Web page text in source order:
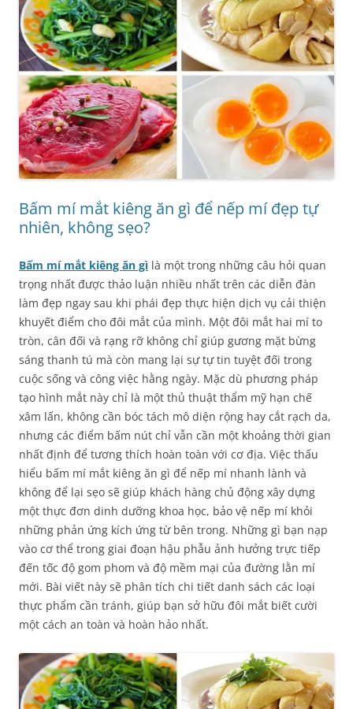
Bấm mí mắt kiêng ăn gì để nếp mí đẹp tự
nhiên, không sẹo?
Bấm mí mắt kiêng ăn gì là một trong những câu hỏi quan
trọng nhất được thảo luận nhiều nhất trên các diễn đàn
làm đẹp ngay sau khi phái đẹp thực hiện dịch vụ cải thiện
khuyết điểm cho đôi mắt của mình. Một đôi mắt hai mí to
tròn, cân đối và rạng rỡ không chỉ giúp gương mặt bừng
sáng thanh tú mà còn mang lại sự tự tin tuyệt đối trong
cuộc sống và công việc hằng ngày. Mặc dù phương pháp
tạo hình mắt này chỉ là một thủ thuật thẩm mỹ hạn chế
xâm lấn, không cần bóc tách mô diện rộng hay cắt rạch da,
nhưng các điểm bấm nút chỉ vẫn cần một khoảng thời gian
nhất định để tương thích hoàn toàn với cơ địa. Việc thấu
hiểu bấm mí mắt kiêng ăn gì để nếp mí nhanh lành và
không để lại sẹo sẽ giúp khách hàng chủ động xây dựng
một thực đơn dinh dưỡng khoa học, bảo vệ nếp mí khỏi
những phản ứng kích ứng từ bên trong. Những gì bạn nạp
vào cơ thể trong giai đoạn hậu phẫu ảnh hưởng trực tiếp
đến tốc độ gom phom và độ mềm mại của đường lằn mí
mới. Bài viết này sẽ phân tích chi tiết danh sách các loại
thực phẩm cần tránh, giúp bạn sở hữu đôi mắt biết cười
một cách an toàn và hoàn hảo nhất.